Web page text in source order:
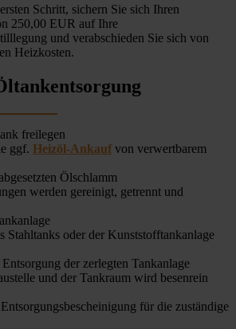
Schritt, sichern Sie sich Ihren
250,00 EUR auf Ihre
und verabschieden Sie sich von
Heizkosten.
freilegen
ggf. Heizöl-Ankauf von verwertbarem
Ölschlamm
werden gereinigt, getrennt und
Stahltanks oder der Kunststofftankanlage
der zerlegten Tankanlage
und der Tankraum wird besenrein
für die zuständige